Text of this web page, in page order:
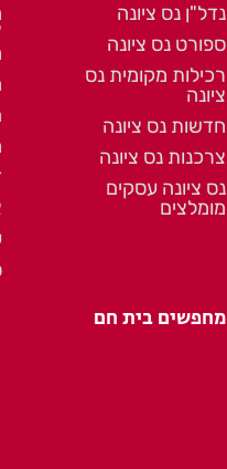
נדל"ן נס ציונה
ספורט נס ציונה
רכילות מקומית נס
ציונה
חדשות נס ציונה
צרכנות נס ציונה
נס ציונה עסקים
מומלצים
מחפשים בית חם